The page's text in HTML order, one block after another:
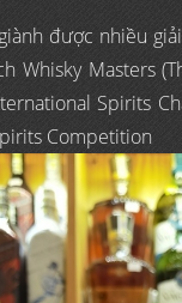
được nhiều
Masters
Spirits
Competition